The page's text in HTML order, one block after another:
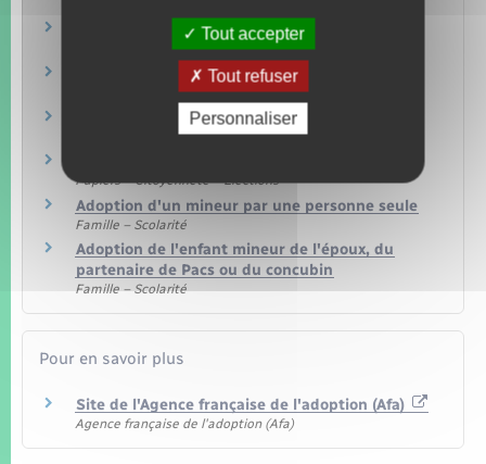
Placement d'un enfant
Famille – Scolarité
Famille – Scolarité
Autorité parentale
Famille – Scolarité
Papiers – Citoyenneté – Élections
Adoption d'un mineur par une personne seule
Famille – Scolarité
Adoption de l'enfant mineur de l'époux, du
partenaire de Pacs ou du concubin
Famille – Scolarité
Pour en savoir plus
Site de l'Agence française de l'adoption (Afa)
Agence française de l'adoption (Afa)
Tout accepter
Tout refuser
Personnaliser